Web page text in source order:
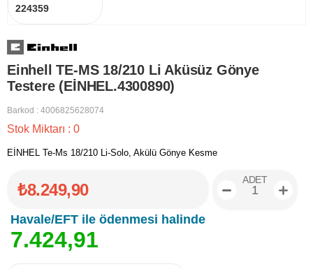
224359
Einhell TE-MS 18/210 Li Aküsüz Gönye
Testere (EİNHEL.4300890)
Barkod : 4006825628074
Stok Miktarı : 0
EİNHEL Te-Ms 18/210 Li-Solo, Akülü Gönye Kesme
₺8.249,90
Havale/EFT ile ödenmesi halinde
7.424,91
ADET